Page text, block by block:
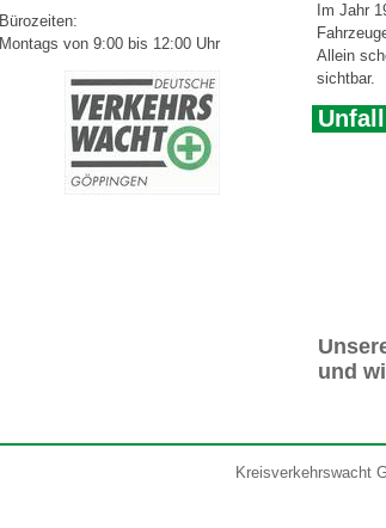
Bürozeiten:
Montags von 9:00 bis 12:00 Uhr
Im Jahr
Allein
sichtbar.
und
Kreisverkehrswacht